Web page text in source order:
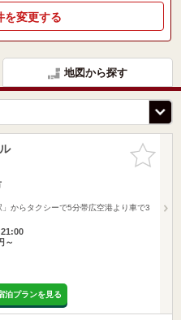
を変更する
地図から探す
お気に入
りに追加
からタクシーで5分帯広空港より車で3
～
泊プランを見る